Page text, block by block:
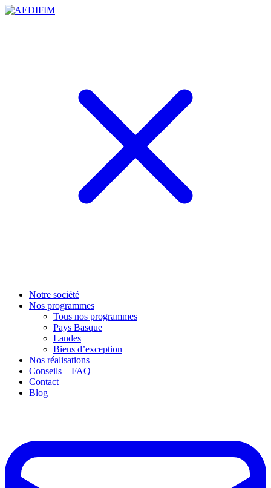
Notre société
Nos programmes
Tous nos programmes
Pays Basque
Landes
Biens d’exception
Nos réalisations
Conseils – FAQ
Contact
Blog